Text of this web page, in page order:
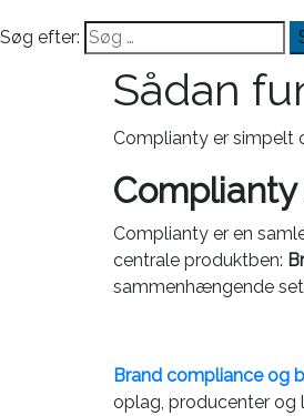
Søg efter:
Sådan
Complianty er simpelt
Complianty er en
centrale produktben:
sammenhængende
Brand compliance og
oplag, producenter og